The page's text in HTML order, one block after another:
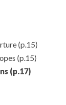
(p.15)
(p.15)
(p.17)